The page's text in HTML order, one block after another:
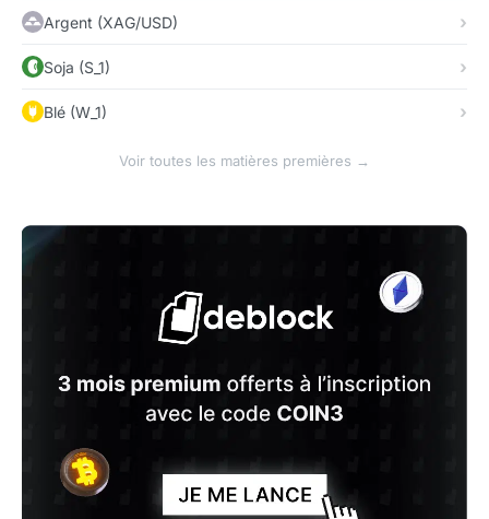
Argent (XAG/USD)
Soja (S_1)
Blé (W_1)
Voir toutes les matières premières →